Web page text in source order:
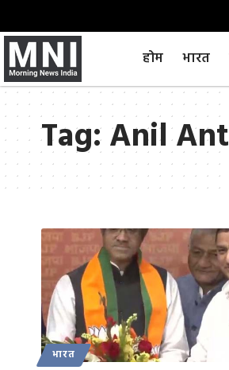
होम भारत
Tag:Anil
भारत